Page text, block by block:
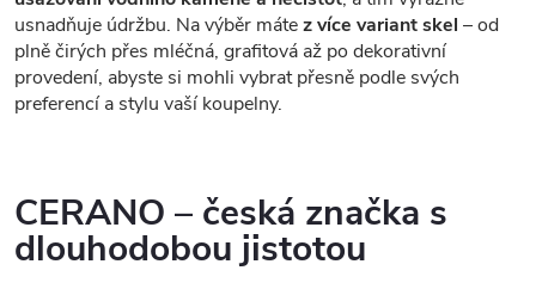
usnadňuje údržbu. Na výběr mátez více variant skel – od
plně čirých přes mléčná, grafitová až po dekorativní
provedení, abyste si mohli vybrat přesně podle svých
preferencí a stylu vaší koupelny.
CERANO – česká značka s
dlouhodobou jistotou